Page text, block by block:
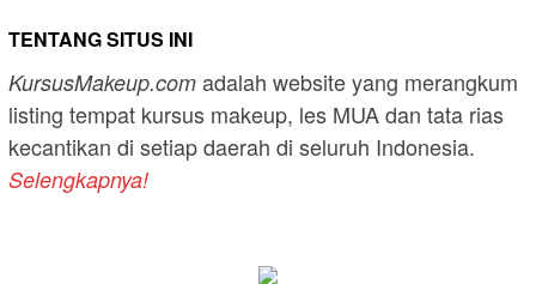
TENTANG SITUS INI
KursusMakeup.com adalah website yang merangkum
listing tempat kursus makeup, les MUA dan tata rias
kecantikan di setiap daerah di seluruh Indonesia.
Selengkapnya!